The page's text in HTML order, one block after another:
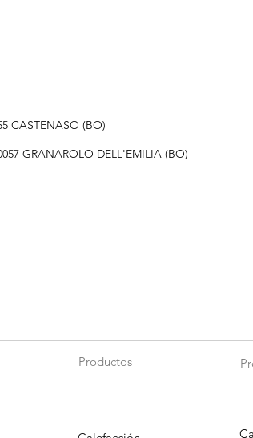
CASTENASO (BO)
GRANAROLO DELL'EMILIA (BO)
Productos